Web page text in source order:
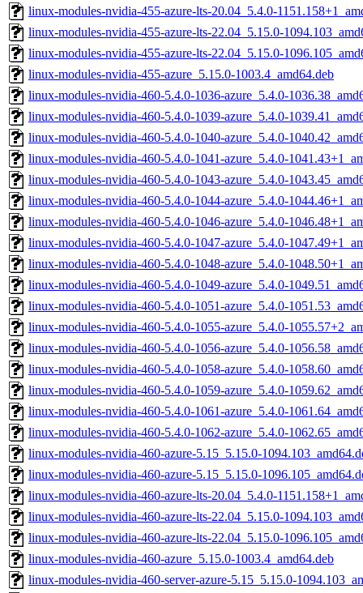
linux-modules-nvidia-455-azure-lts-20.04_5.4.0-
linux-modules-nvidia-455-azure-lts-22.04_5.15.0-
linux-modules-nvidia-455-azure-lts-22.04_5.15.0-
linux-modules-nvidia-455-azure_5.15.0-1003.4_amd64.deb
linux-modules-nvidia-460-5.4.0-1036-azure_5.4.0-
linux-modules-nvidia-460-5.4.0-1039-azure_5.4.0-
linux-modules-nvidia-460-5.4.0-1040-azure_5.4.0-
linux-modules-nvidia-460-5.4.0-1041-azure_5.4.0-
linux-modules-nvidia-460-5.4.0-1043-azure_5.4.0-
linux-modules-nvidia-460-5.4.0-1044-azure_5.4.0-
linux-modules-nvidia-460-5.4.0-1046-azure_5.4.0-
linux-modules-nvidia-460-5.4.0-1047-azure_5.4.0-
linux-modules-nvidia-460-5.4.0-1048-azure_5.4.0-
linux-modules-nvidia-460-5.4.0-1049-azure_5.4.0-
linux-modules-nvidia-460-5.4.0-1051-azure_5.4.0-
linux-modules-nvidia-460-5.4.0-1055-azure_5.4.0-
linux-modules-nvidia-460-5.4.0-1056-azure_5.4.0-
linux-modules-nvidia-460-5.4.0-1058-azure_5.4.0-
linux-modules-nvidia-460-5.4.0-1059-azure_5.4.0-
linux-modules-nvidia-460-5.4.0-1061-azure_5.4.0-
linux-modules-nvidia-460-5.4.0-1062-azure_5.4.0-
linux-modules-nvidia-460-azure-5.15_5.15.0-
linux-modules-nvidia-460-azure-5.15_5.15.0-
linux-modules-nvidia-460-azure-lts-20.04_5.4.0-
linux-modules-nvidia-460-azure-lts-22.04_5.15.0-
linux-modules-nvidia-460-azure-lts-22.04_5.15.0-
linux-modules-nvidia-460-azure_5.15.0-1003.4_amd64.deb
linux-modules-nvidia-460-server-azure-5.15_5.15.0-